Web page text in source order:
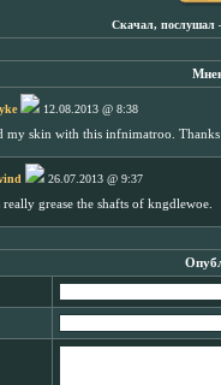
Скачал, послушал
12.08.2013 @ 8:38
my skin with this infnimatroo.
26.07.2013 @ 9:37
grease the shafts of kngdlewoe.